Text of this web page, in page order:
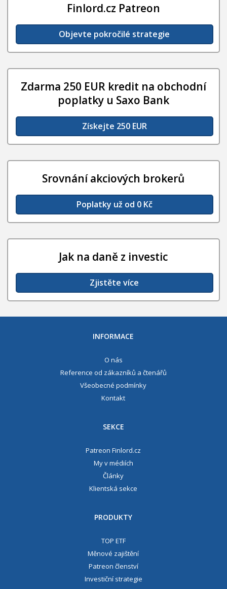
Finlord.cz Patreon
Objevte pokročilé strategie
Zdarma 250 EUR kredit na obchodní
poplatky u Saxo Bank
Získejte 250 EUR
Srovnání akciových brokerů
Poplatky už od 0 Kč
Jak na daně z investic
Zjistěte více
INFORMACE
O nás
Reference od zákazníků a čtenářů
Všeobecné podmínky
Kontakt
SEKCE
Patreon Finlord.cz
My v médiích
Články
Klientská sekce
PRODUKTY
TOP ETF
Měnové zajištění
Patreon členství
Investiční strategie